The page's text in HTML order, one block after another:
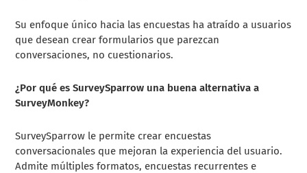
Su enfoque único hacia las encuestas ha atraído a usuarios
que desean crear formularios que parezcan
conversaciones, no cuestionarios.
¿Por qué es SurveySparrow una buena alternativa a
SurveyMonkey?
SurveySparrow le permite crear encuestas
conversacionales que mejoran la experiencia del usuario.
Admite múltiples formatos, encuestas recurrentes e